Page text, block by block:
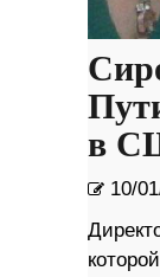
в
10/